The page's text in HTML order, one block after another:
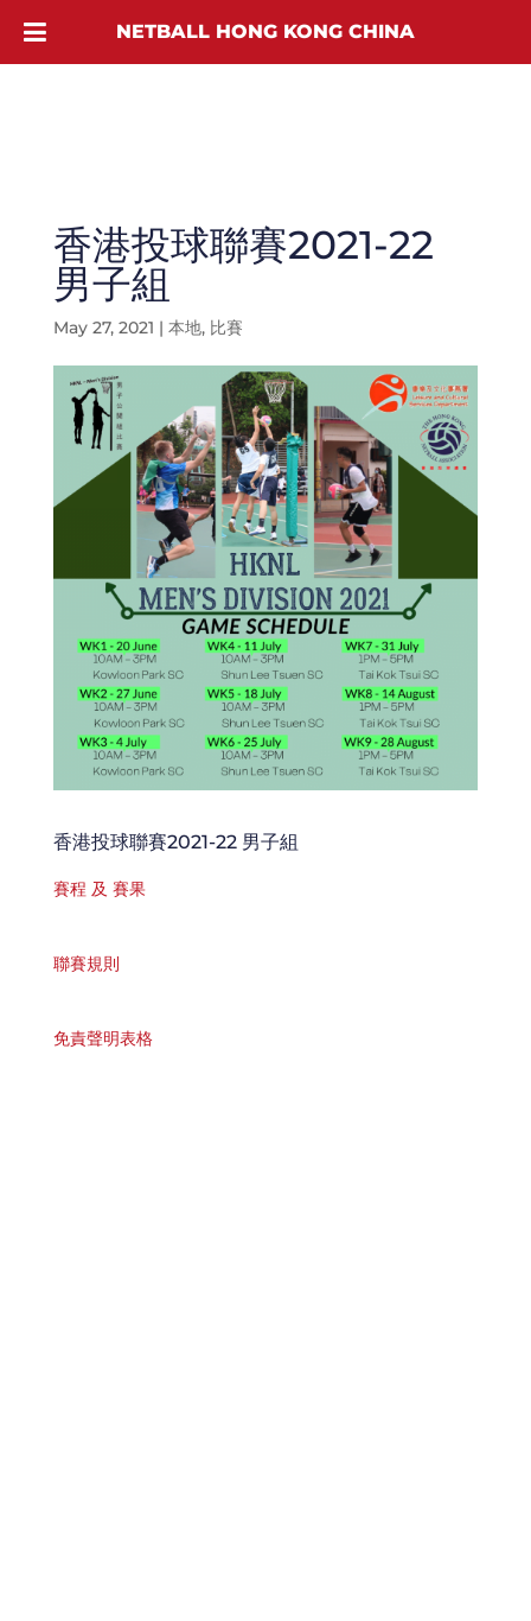
香港投球聯賽2021-22
男子組
May 27, 2021 | 本地, 比賽
香港投球聯賽2021-22 男子組
賽程 及 賽果
聯賽規則
免責聲明表格
NETBALL HONG KONG CHINA